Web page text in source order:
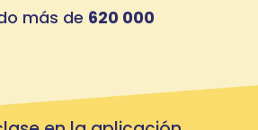
más de 620 000